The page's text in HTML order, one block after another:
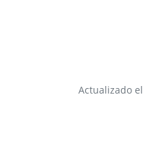
Actualizado